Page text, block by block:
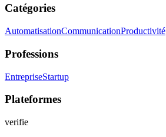
Catégories
AutomatisationCommunicationProductivité
Professions
EntrepriseStartup
Plateformes
verifie